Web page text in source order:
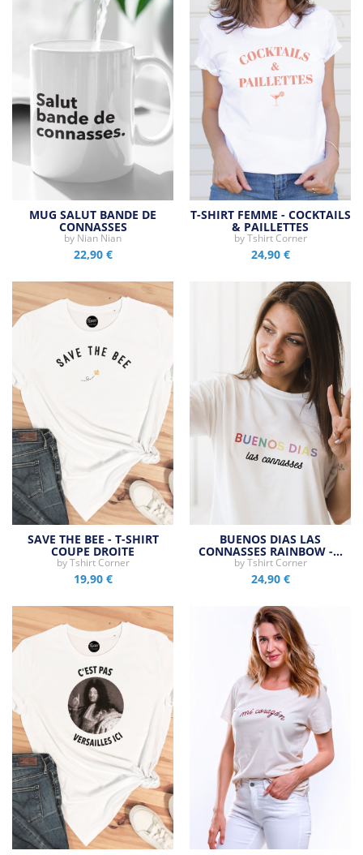
MUG SALUT BANDE DE
CONNASSES
by Nian Nian
22,90 €
T-SHIRT FEMME - COCKTAILS
& PAILLETTES
byTshirt Corner
24,90 €
SAVE THE BEE - T-SHIRT
COUPE DROITE
byTshirt Corner
19,90 €
BUENOS DIAS LAS
CONNASSES RAINBOW -…
byTshirt Corner
24,90 €